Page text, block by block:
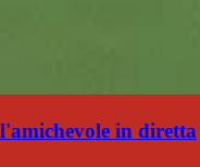
in diretta